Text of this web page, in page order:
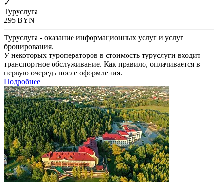
✓
Туруслуга
295 BYN
Туруслуга - оказание информационных услуг и услуг
бронирования.
У некоторых туроператоров в стоимость туруслуги входит
транспортное обслуживание. Как правило, оплачивается в
первую очередь после оформления.
Подробнее